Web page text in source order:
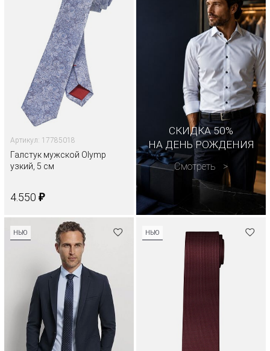
Артикул: 17785018
Галстук мужской Olymp
узкий, 5 см
4.550 ₽
СКИДКА 50%
НА ДЕНЬ РОЖДЕНИЯ
Смотреть
НЬЮ НЬЮ